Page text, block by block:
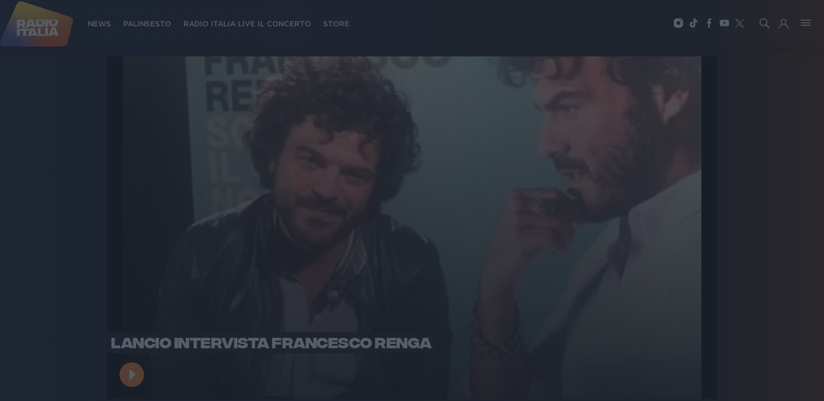
NEWS PALINSESTO RADIO ITALIA LIVE IL CONCERTO STORE
LANCIO INTERVISTA FRANCESCO RENGA